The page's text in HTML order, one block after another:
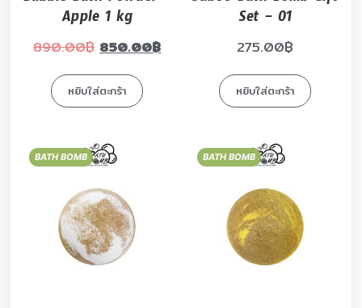
Apple 1 kg
890.00฿ 850.00฿
หยิบใส่ตะกร้า
Set – 01
275.00฿
หยิบใส่ตะกร้า
BATH BOMB BATH BOMB